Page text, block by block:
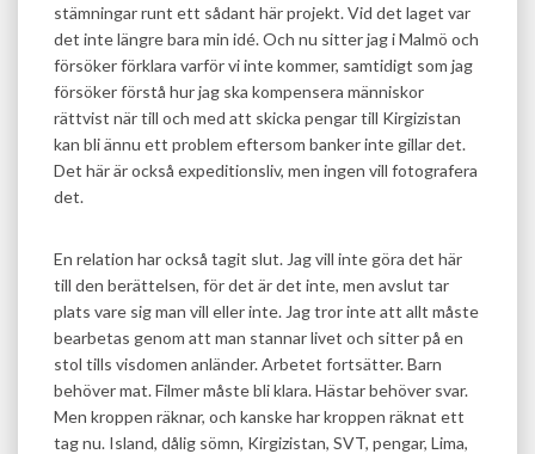
stämningar runt ett sådant här projekt. Vid det laget var
det inte längre bara min idé. Och nu sitter jag i Malmö och
försöker förklara varför vi inte kommer, samtidigt som jag
försöker förstå hur jag ska kompensera människor
rättvist när till och med att skicka pengar till Kirgizistan
kan bli ännu ett problem eftersom banker inte gillar det.
Det här är också expeditionsliv, men ingen vill fotografera
det.
En relation har också tagit slut. Jag vill inte göra det här
till den berättelsen, för det är det inte, men avslut tar
plats vare sig man vill eller inte. Jag tror inte att allt måste
bearbetas genom att man stannar livet och sitter på en
stol tills visdomen anländer. Arbetet fortsätter. Barn
behöver mat. Filmer måste bli klara. Hästar behöver svar.
Men kroppen räknar, och kanske har kroppen räknat ett
tag nu. Island, dålig sömn, Kirgizistan, SVT, pengar, Lima,